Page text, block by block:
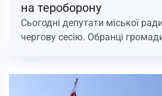
на тероборону
Сьогодні депутати міської
чергову сесію. Обранці